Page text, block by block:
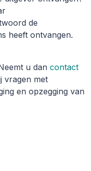
de
heeft ontvangen.
u dan contact
vragen met
en opzegging van